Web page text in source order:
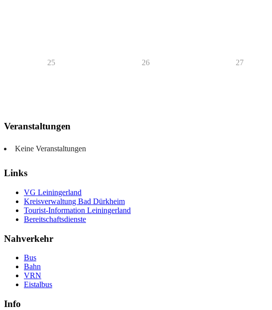
25 26 27
Veranstaltungen
Keine Veranstaltungen
Links
VG Leiningerland
Kreisverwaltung Bad Dürkheim
Tourist-Information Leiningerland
Bereitschaftsdienste
Nahverkehr
Bus
Bahn
VRN
Eistalbus
Info